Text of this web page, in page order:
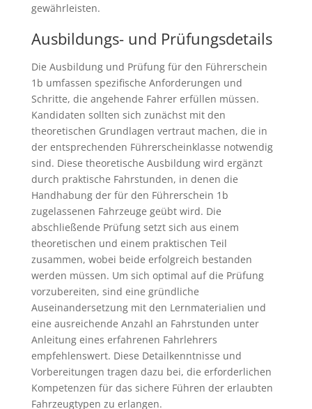
gewährleisten.
Ausbildungs- und Prüfungsdetails
Die Ausbildung und Prüfung für den Führerschein
1b umfassen spezifische Anforderungen und
Schritte, die angehende Fahrer erfüllen müssen.
Kandidaten sollten sich zunächst mit den
theoretischen Grundlagen vertraut machen, die in
der entsprechenden Führerscheinklasse notwendig
sind. Diese theoretische Ausbildung wird ergänzt
durch praktische Fahrstunden, in denen die
Handhabung der für den Führerschein 1b
zugelassenen Fahrzeuge geübt wird. Die
abschließende Prüfung setzt sich aus einem
theoretischen und einem praktischen Teil
zusammen, wobei beide erfolgreich bestanden
werden müssen. Um sich optimal auf die Prüfung
vorzubereiten, sind eine gründliche
Auseinandersetzung mit den Lernmaterialien und
eine ausreichende Anzahl an Fahrstunden unter
Anleitung eines erfahrenen Fahrlehrers
empfehlenswert. Diese Detailkenntnisse und
Vorbereitungen tragen dazu bei, die erforderlichen
Kompetenzen für das sichere Führen der erlaubten
Fahrzeugtypen zu erlangen.